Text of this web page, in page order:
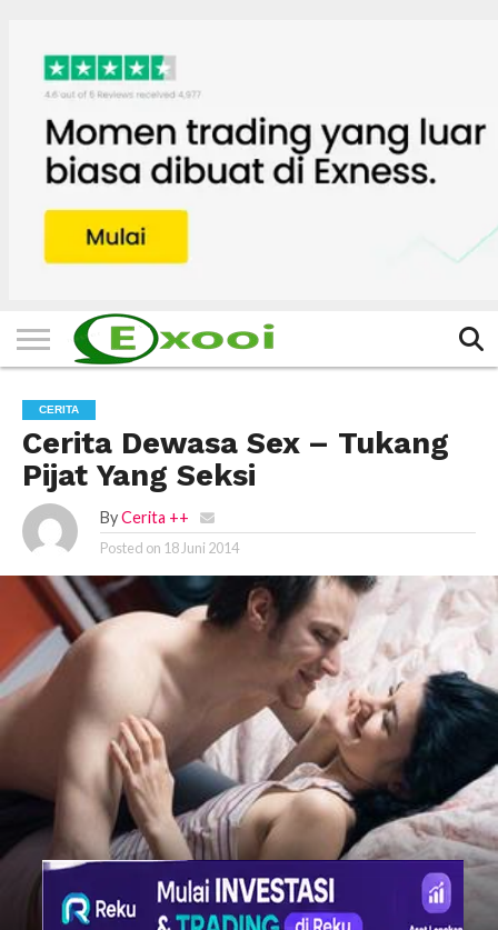
HOME
FILTER
BERITA
BIODATA
CERITA
CERPEN
EKSKLUSIF
FOTO
VIDEO
TIPS
MORE
CERITA
Cerita Dewasa Sex – Tukang
Pijat Yang Seksi
By Cerita ++
Posted on 18 Juni 2014